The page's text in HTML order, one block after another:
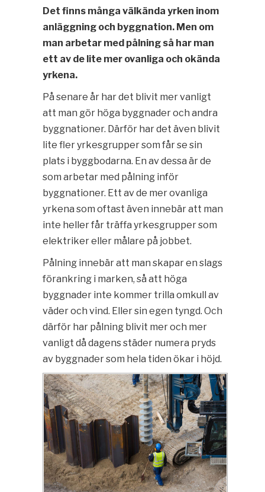
Det finns många välkända yrken inom
anläggning och byggnation. Men om
man arbetar med pålning så har man
ett av de lite mer ovanliga och okända
yrkena.
På senare år har det blivit mer vanligt
att man gör höga byggnader och andra
byggnationer. Därför har det även blivit
lite fler yrkesgrupper som får se sin
plats i byggbodarna. En av dessa är de
som arbetar med pålning inför
byggnationer. Ett av de mer ovanliga
yrkena som oftast även innebär att man
inte heller får träffa yrkesgrupper som
elektriker eller målare på jobbet.
Pålning innebär att man skapar en slags
förankring i marken, så att höga
byggnader inte kommer trilla omkull av
väder och vind. Eller sin egen tyngd. Och
därför har pålning blivit mer och mer
vanligt då dagens städer numera pryds
av byggnader som hela tiden ökar i höjd.